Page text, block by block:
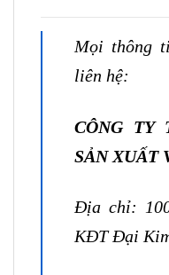
Mọi thông
liên hệ:
CÔNG
SẢN XUẤT
Địa chỉ:
KĐT Đại